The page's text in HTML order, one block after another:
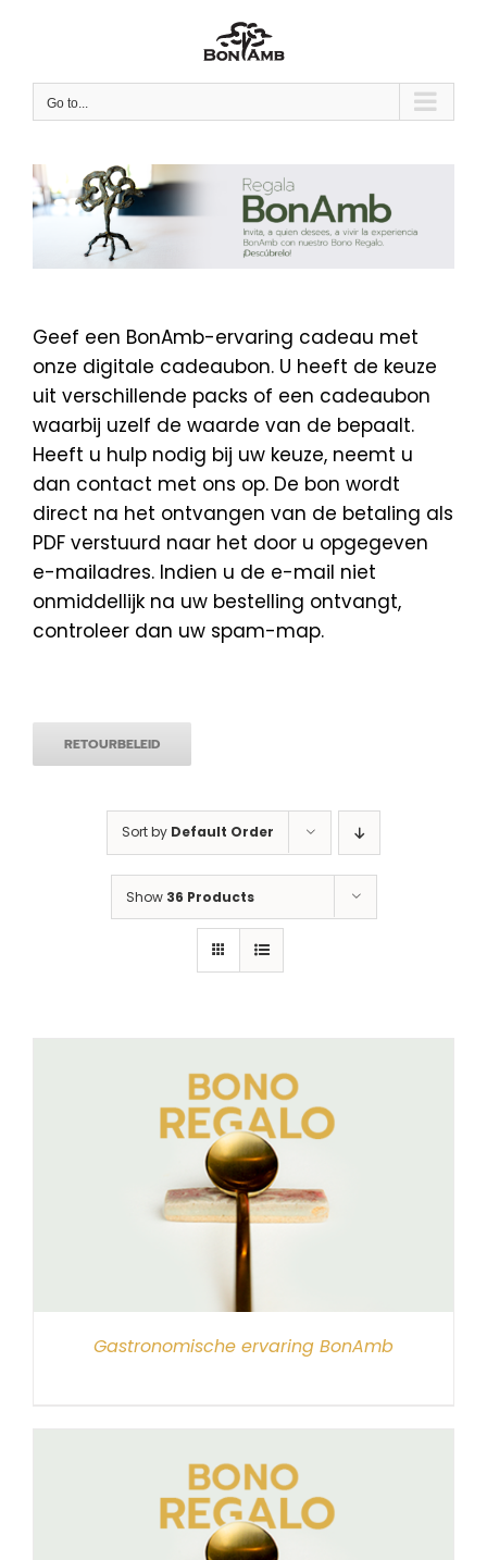
Go to...
Geef een BonAmb-ervaring cadeau met
onze digitale cadeaubon. U heeft de keuze
uit verschillende packs of een cadeaubon
waarbij uzelf de waarde van de bepaalt.
Heeft u hulp nodig bij uw keuze, neemt u
dan contact met ons op. De bon wordt
direct na het ontvangen van de betaling als
PDF verstuurd naar het door u opgegeven
e-mailadres. Indien u de e-mail niet
onmiddellijk na uw bestelling ontvangt,
controleer dan uw spam-map.
RETOURBELEID
Sort by Default Order
Show 36 Products
Gastronomische ervaring BonAmb